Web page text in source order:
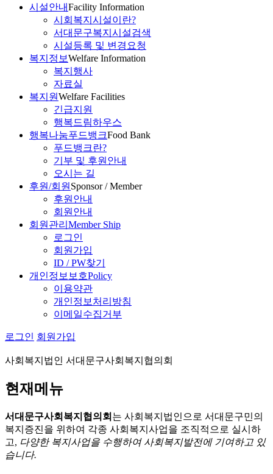
시설안내Facility Information
시회복지시설이란?
서대문구복지시설검색
시설등록 및 변경요청
복지정보Welfare Information
복지행사
자료실
복지원Welfare Facilities
긴급지원
행복드림하우스
행복나눔푸드뱅크Food Bank
푸드뱅크란?
기부 및 후원안내
오시는 길
후원/회원 Sponsor / Member
후원안내
회원안내
회원관리 Member Ship
로그인
회원가입
ID / PW찾기
개인정보보호Policy
이용약관
개인정보처리방침
이메일수집거부
로그인 회원가입
사회복지법인 서대문구사회복지협의회
현재메뉴
서대문구사회복지협의회 는 사회복지법인으로 서대문구민의
복지증진을 위하여 각종 사회복지사업을 조직적으로 실시하
고, 다양한 복지사업을 수행하여 사회복지발전에 기여하고 있
습니다.